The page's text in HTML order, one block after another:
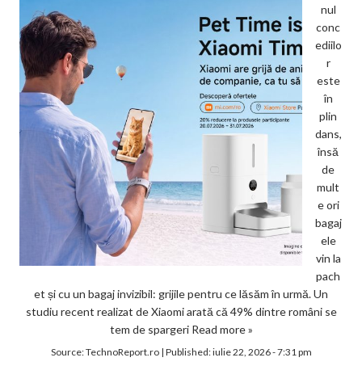
nul
conc
ediilo
r
este
în
plin
dans,
însă
de
mult
e ori
bagaj
ele
vin la
pach
et și cu un bagaj invizibil: grijile pentru ce lăsăm în urmă. Un
studiu recent realizat de Xiaomi arată că 49% dintre români se
tem de spargeri Read more »
Source:TechnoReport.ro| Published:iulie 22, 2026 - 7:31 pm